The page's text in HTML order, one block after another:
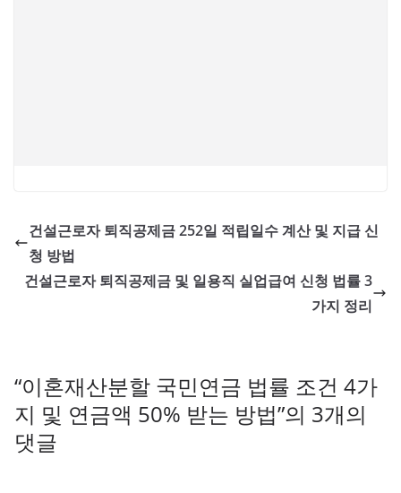
건설근로자 퇴직공제금 252일 적립일수 계산 및 지급 신
청 방법
건설근로자 퇴직공제금 및 일용직 실업급여 신청 법률 3
가지 정리
“이혼재산분할 국민연금 법률 조건 4가
지 및 연금액 50% 받는 방법”의 3개의
댓글